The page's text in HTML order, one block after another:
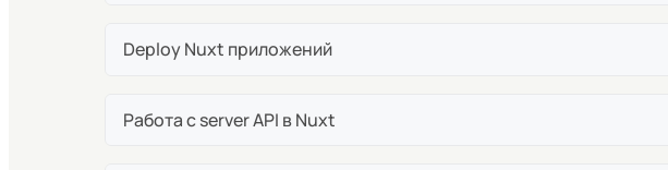
Deploy Nuxt приложений
Работа с server API в Nuxt